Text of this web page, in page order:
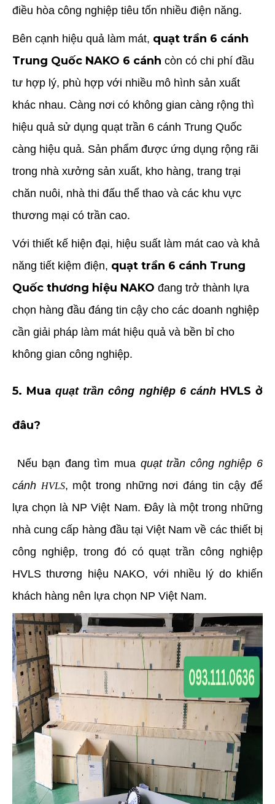
điều hòa công nghiệp tiêu tốn nhiều điện năng.
Bên cạnh hiệu quả làm mát, quạt trần 6 cánh
Trung Quốc NAKO 6 cánh còn có chi phí đầu
tư hợp lý, phù hợp với nhiều mô hình sản xuất
khác nhau. Càng nơi có không gian càng rộng thì
hiệu quả sử dụng quạt trần 6 cánh Trung Quốc
càng hiệu quả. Sản phẩm được ứng dụng rộng rãi
trong nhà xưởng sản xuất, kho hàng, trang trại
chăn nuôi, nhà thi đấu thể thao và các khu vực
thương mại có trần cao.
Với thiết kế hiện đại, hiệu suất làm mát cao và khả
năng tiết kiệm điện, quạt trần 6 cánh Trung
Quốc thương hiệu NAKO đang trở thành lựa
chọn hàng đầu đáng tin cậy cho các doanh nghiệp
cần giải pháp làm mát hiệu quả và bền bỉ cho
không gian công nghiệp.
5. Muaquạt trần công nghiệp 6 cánhHVLS ở
đâu?
Nếu bạn đang tìm mua quạt trần công nghiệp 6
cánh HVLS, một trong những nơi đáng tin cậy để
lựa chọn là NP Việt Nam. Đây là một trong những
nhà cung cấp hàng đầu tại Việt Nam về các thiết bị
công nghiệp, trong đó có quạt trần công nghiệp
HVLS thương hiệu NAKO, với nhiều lý do khiến
khách hàng nên lựa chọn NP Việt Nam.